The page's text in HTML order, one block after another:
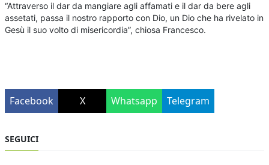
“Attraverso il dar da mangiare agli affamati e il dar da bere agli
assetati, passa il nostro rapporto con Dio, un Dio che ha rivelato in
Gesù il suo volto di misericordia”, chiosa Francesco.
Facebook X Whatsapp Telegram
SEGUICI